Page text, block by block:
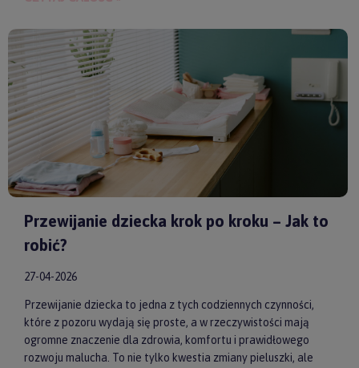
model od sprawdzonych producentów, takich jakby ASTRUP,
HuggimalsczyMembantu
, masz pewność, że dajesz swojemu
dziecku bezpieczne i skuteczne wsparcie każdego dnia.
Przewijanie dziecka krok po kroku – Jak to
robić?
27-04-2026
Przewijanie dziecka to jedna z tych codziennych czynności,
które z pozoru wydają się proste, a w rzeczywistości mają
ogromne znaczenie dla zdrowia, komfortu i prawidłowego
rozwoju malucha. To nie tylko kwestia zmiany pieluszki, ale